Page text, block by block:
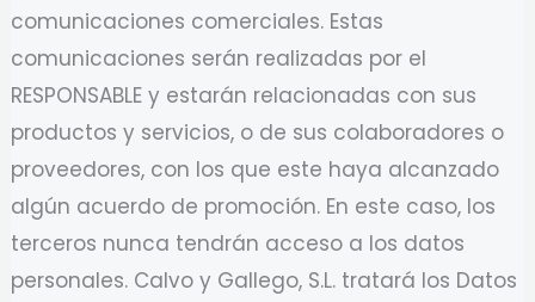
comunicaciones comerciales. Estas
comunicaciones serán realizadas por el
RESPONSABLE y estarán relacionadas con sus
productos y servicios, o de sus colaboradores o
proveedores, con los que este haya alcanzado
algún acuerdo de promoción. En este caso, los
terceros nunca tendrán acceso a los datos
personales. Calvo y Gallego, S.L. tratará los Datos